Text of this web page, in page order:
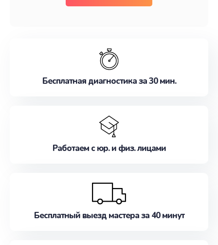
Бесплатная диагностика за 30 мин.
Работаем с юр. и физ. лицами
Бесплатный выезд мастера за 40 минут